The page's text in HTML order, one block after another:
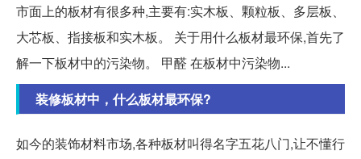
市面上的板材有很多种,主要有:实木板、颗粒板、多层板、
大芯板、指接板和实木板。 关于用什么板材最环保,首先了
解一下板材中的污染物。 甲醛 在板材中污染物...
装修板材中，什么板材最环保?
如今的装饰材料市场,各种板材叫得名字五花八门,让不懂行